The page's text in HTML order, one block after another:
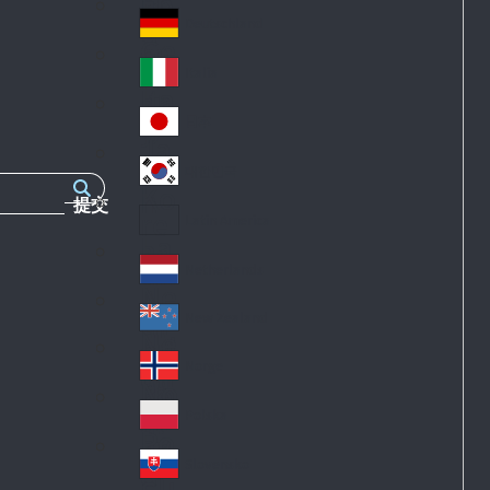
提交
d
an
ce
Ge
rm
an
y
Ita
ly
Ja
pa
Ko
a
La
tin
A
m
eri
ca
Ne
th
erl
an
ds
Ne
w
Ze
al
an
d
No
rw
ay
Po
la